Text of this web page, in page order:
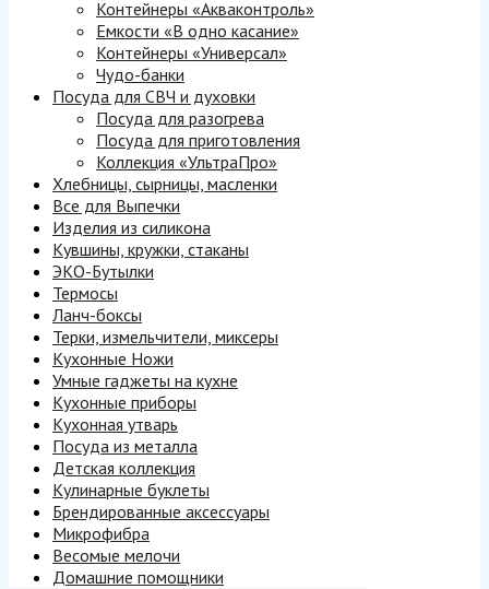
Контейнеры «Акваконтроль»
Емкости «В одно касание»
Контейнеры «Универсал»
Чудо-банки
Посуда для СВЧ и духовки
Посуда для разогрева
Посуда для приготовления
Коллекция «УльтраПро»
Хлебницы, сырницы, масленки
Все для Выпечки
Изделия из силикона
Кувшины, кружки, стаканы
ЭКО-Бутылки
Термосы
Ланч-боксы
Терки, измельчители, миксеры
Кухонные Ножи
Умные гаджеты на кухне
Кухонные приборы
Кухонная утварь
Посуда из металла
Детская коллекция
Кулинарные буклеты
Брендированные аксессуары
Микрофибра
Весомые мелочи
Домашние помощники